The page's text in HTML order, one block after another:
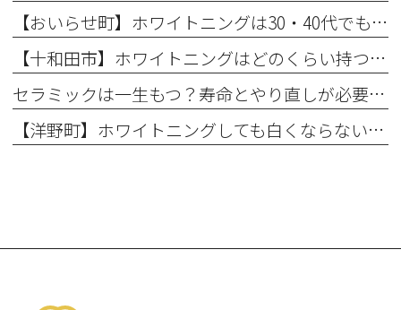
【おいらせ町】ホワイトニングは30・40代でも効果ある？年代別の特徴と始める前に知っておきたいこと
【十和田市】ホワイトニングはどのくらい持つ？持続期間と長持ちさせるコツ
セラミックは一生もつ？寿命とやり直しが必要になるケース
【洋野町】ホワイトニングしても白くならない理由とは？効果が出にくい人の特徴